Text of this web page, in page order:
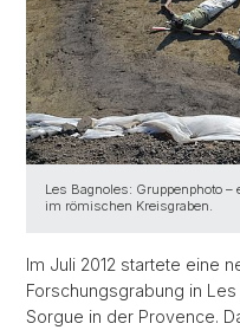
Les Bagnoles: Gruppenphoto –
im römischen Kreisgraben.
Im Juli 2012 startete eine
Forschungsgrabung in
Sorgue in der Provence.